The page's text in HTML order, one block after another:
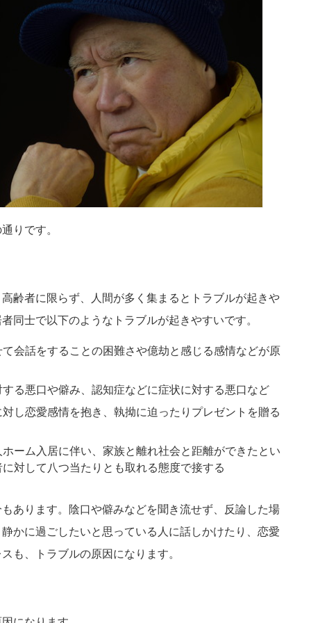
りです。
齢者に限らず、人間が多く集まるとトラブルが起きや
同士で以下のようなトラブルが起きやすいです。
会話をすることの困難さや億劫と感じる感情などが原
る悪口や僻み、認知症などに症状に対する悪口など
し恋愛感情を抱き、執拗に迫ったりプレゼントを贈る
ーム入居に伴い、家族と離れ社会と距離ができたとい
対して八つ当たりとも取れる態度で接する
あります。陰口や僻みなどを聞き流せず、反論した場
かに過ごしたいと思っている人に話しかけたり、恋愛
も、トラブルの原因になります。